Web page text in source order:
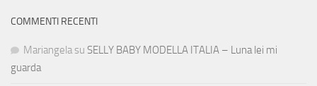
COMMENTI RECENTI
Mariangela su SELLY BABY MODELLA ITALIA – Luna lei mi
guarda